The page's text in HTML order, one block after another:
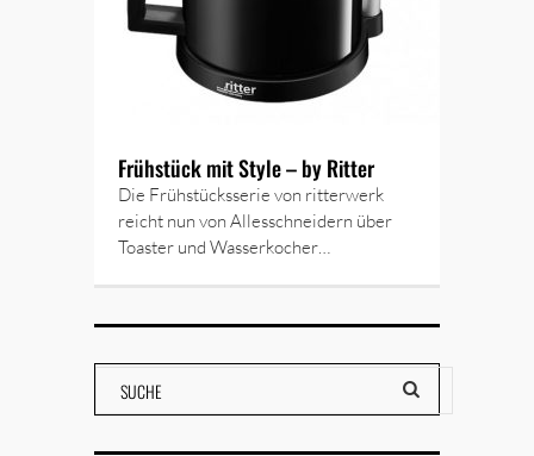
Frühstück mit Style – by Ritter
Die Frühstücksserie von ritterwerk
reicht nun von Allesschneidern über
Toaster und Wasserkocher…